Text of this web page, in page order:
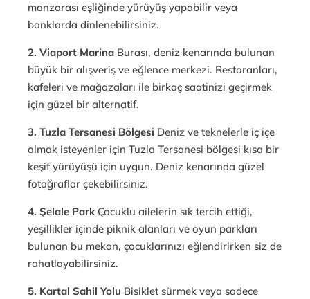
manzarası eşliğinde yürüyüş yapabilir veya
banklarda dinlenebilirsiniz.
2. Viaport Marina Burası, deniz kenarında bulunan
büyük bir alışveriş ve eğlence merkezi. Restoranları,
kafeleri ve mağazaları ile birkaç saatinizi geçirmek
için güzel bir alternatif.
3. Tuzla Tersanesi Bölgesi Deniz ve teknelerle iç içe
olmak isteyenler için Tuzla Tersanesi bölgesi kısa bir
keşif yürüyüşü için uygun. Deniz kenarında güzel
fotoğraflar çekebilirsiniz.
4. Şelale ParkÇocuklu ailelerin sık tercih ettiği,
yeşillikler içinde piknik alanları ve oyun parkları
bulunan bu mekan, çocuklarınızı eğlendirirken siz de
rahatlayabilirsiniz.
5. Kartal Sahil Yolu Bisiklet sürmek veya sadece